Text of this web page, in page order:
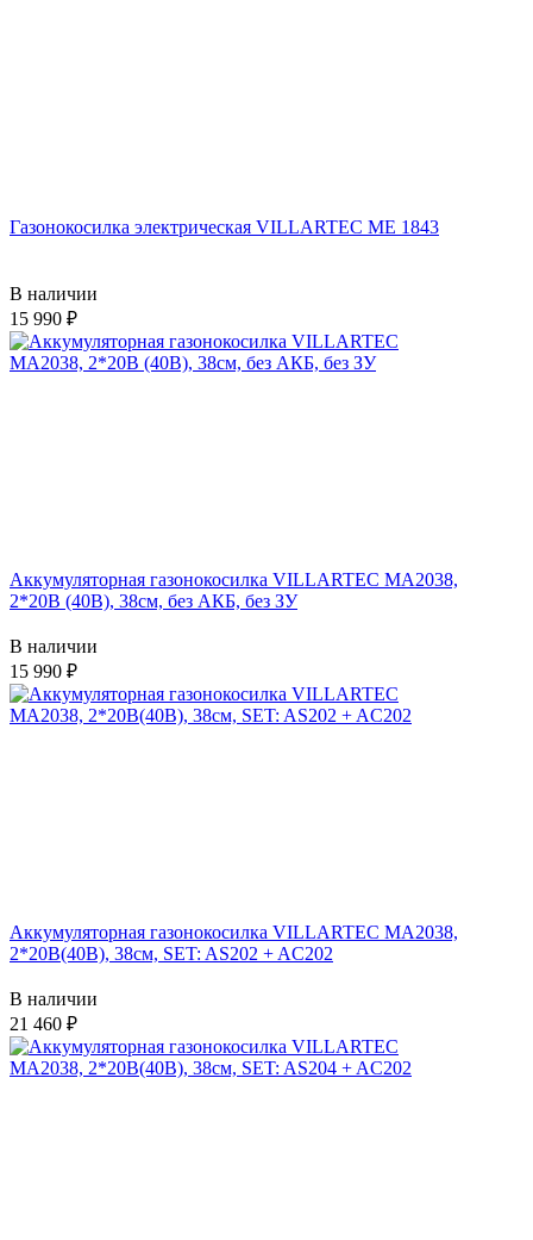
Газонокосилка электрическая VILLARTEC ME 1843
В наличии
15 990
Аккумуляторная газонокосилка VILLARTEC MA2038,
2*20В (40В), 38см, без АКБ, без ЗУ
В наличии
15 990
Аккумуляторная газонокосилка VILLARTEC MA2038,
2*20В(40В), 38см, SET: AS202 + AC202
В наличии
21 460